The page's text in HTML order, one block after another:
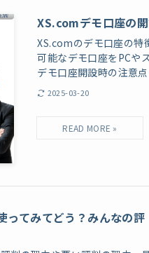
XS.comデモ口座の
XS.comのデモ口座の特
可能なデモ口座をPCや
デモ口座開設時の注意
2025-03-20
ってみてどう？みんなの評